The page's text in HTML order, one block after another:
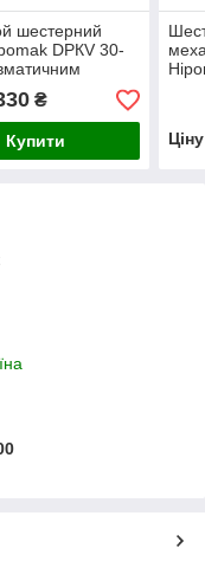
шестерний
DPКV 30-
₴
Купити